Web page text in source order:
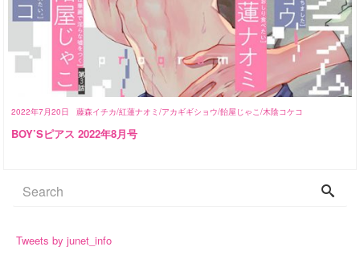
2022年7月20日 藤森イチカ/紅蓮ナオミ/アカギギショウ/飴屋じゃこ/木陰コケコ
BOY’Sピアス 2022年8月号
Tweets by junet_info